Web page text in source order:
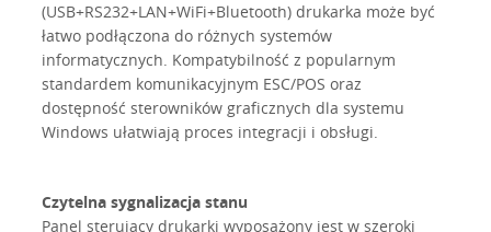
(USB+RS232+LAN+WiFi+Bluetooth) drukarka może być
łatwo podłączona do różnych systemów
informatycznych. Kompatybilność z popularnym
standardem komunikacyjnym ESC/POS oraz
dostępność sterowników graficznych dla systemu
Windows ułatwiają proces integracji i obsługi.
Czytelna sygnalizacja stanu
Panel sterujący drukarki wyposażony jest w szeroki